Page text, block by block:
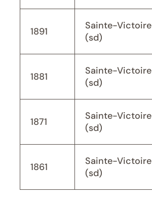
1891
Sainte-Victoire
(sd)
1881
Sainte-Victoire
(sd)
1871
Sainte-Victoire
(sd)
1861
Sainte-Victoire
(sd)